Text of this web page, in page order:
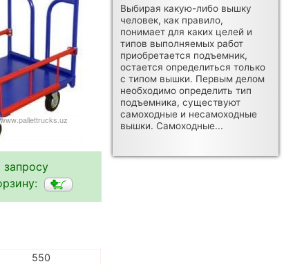
запросу
550
Выбирая какую-либо вышку
человек, как правило,
понимает для каких целей и
типов выполняемых работ
приобретается подъемник,
остается определиться только
с типом вышки. Первым делом
необходимо определить тип
подъемника, существуют
самоходные и несамоходные
вышки. Самоходные...